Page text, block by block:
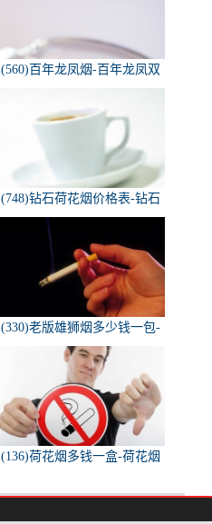
(560)百年龙凤烟-百年龙凤双
(748)钻石荷花烟价格表-钻石
荷花烟多少钱一包
(330)老版雄狮烟多少钱一包-
雄狮烟多少钱一包了哦！
(136)荷花烟多钱一盒-荷花烟